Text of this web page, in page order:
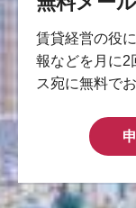
賃貸経営の役
報などを月に2
ス宛に無料で